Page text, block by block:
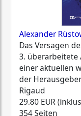
Alexander
Das Versagen
3. überarbeitete
einer aktuellen
der
Rigaud
29.80 EUR
354 Seiten